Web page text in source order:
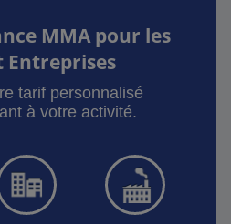
MMA pour les
Entreprises
tarif personnalisé
à votre activité.